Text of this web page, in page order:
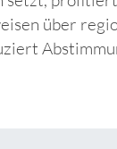
über